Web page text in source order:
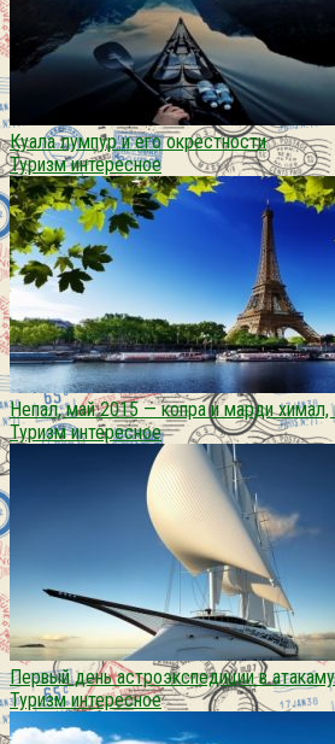
Куала лумпур и его окрестности
Туризм интересное
Непал, май 2015 — копра и марди химал,
Туризм интересное
Первый день астроэкспедиции в
Туризм интересное